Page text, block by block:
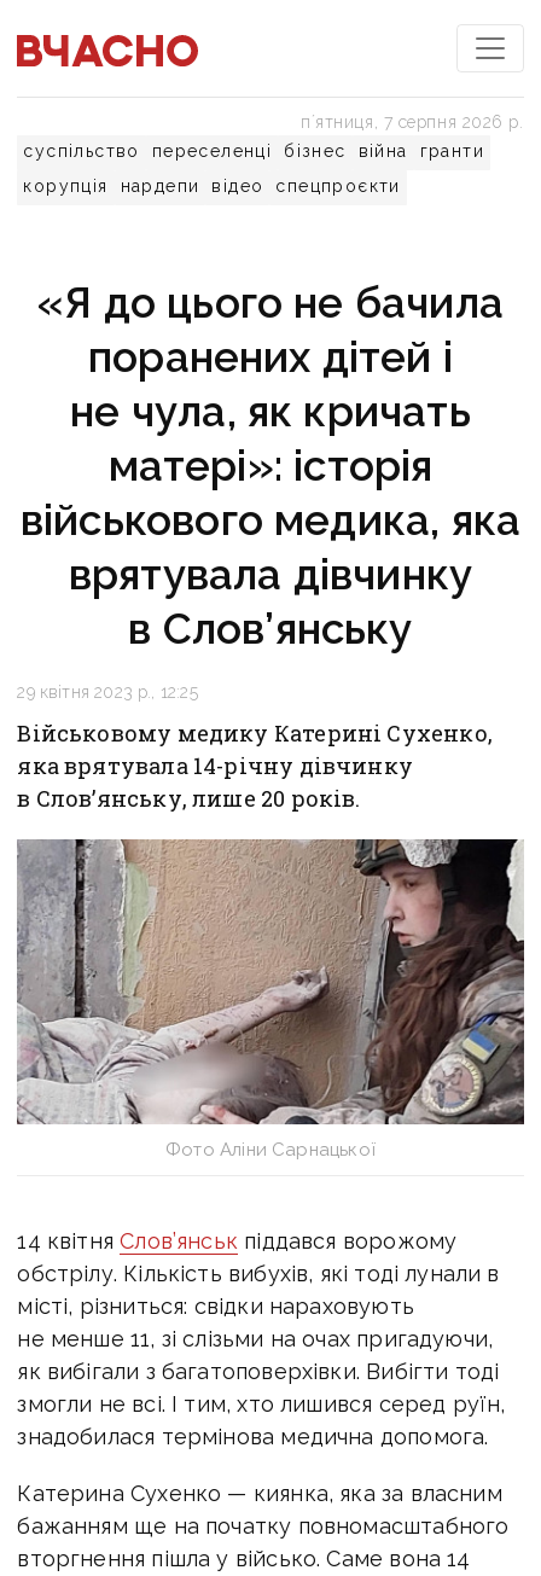
суспільство переселенці бізнес війна
гранти
корупція
нардепи відео спецпроєкти
пʼятниця, 7 серпня 2026 р.
«Я до цього не бачила
поранених дітей і
не чула, як кричать
матері»: історія
військового медика, яка
врятувала дівчинку
в Слов’янську
29 квітня 2023 р., 12:25
Військовому медику Катерині Сухенко,
яка врятувала 14-річну дівчинку
в Слов’янську, лише 20 років.
Фото Аліни Сарнацької
14 квітняСлов’янськ піддався ворожому
обстрілу. Кількість вибухів, які тоді лунали в
місті, різниться: свідки нараховують
не менше 11, зі слізьми на очах пригадуючи,
як вибігали з багатоповерхівки. Вибігти тоді
змогли не всі. І тим, хто лишився серед руїн,
знадобилася термінова медична допомога.
Катерина Сухенко — киянка, яка за власним
бажанням ще на початку повномасштабного
вторгнення пішла у військо. Саме вона 14